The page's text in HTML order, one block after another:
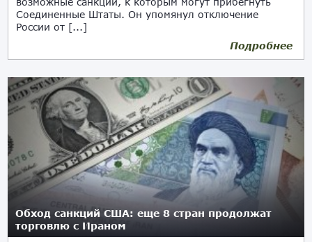
Соединенные Штаты. Он упомянул отключение
России от [...]
Подробнее
Обход санкций США: еще 8 стран продолжат
торговлю с Ираном